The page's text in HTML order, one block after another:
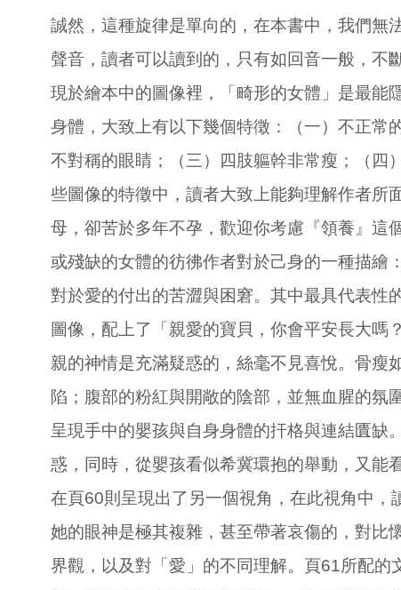
誠然，這種旋律是單向的，在本書中，我們無
聲音，讀者可以讀到的，只有如回音一般，不
現於繪本中的圖像裡，「畸形的女體」是最能
身體，大致上有以下幾個特徵：（一）不正常
不對稱的眼睛；（三）四肢軀幹非常瘦；（四
些圖像的特徵中，讀者大致上能夠理解作者所
母，卻苦於多年不孕，歡迎你考慮『領養』這
或殘缺的女體的彷彿作者對於己身的一種描繪
對於愛的付出的苦澀與困窘。其中最具代表性
圖像，配上了「親愛的寶貝，你會平安長大
親的神情是充滿疑惑的，絲毫不見喜悅。骨瘦
陷；腹部的粉紅與開敞的陰部，並無血腥的氛
呈現手中的嬰孩與自身身體的扞格與連結匱缺
惑，同時，從嬰孩看似希冀環抱的舉動，又能
在頁60則呈現出了另一個視角，在此視角中，
她的眼神是極其複雜，甚至帶著哀傷的，對比
界觀，以及對「愛」的不同理解。頁61所配